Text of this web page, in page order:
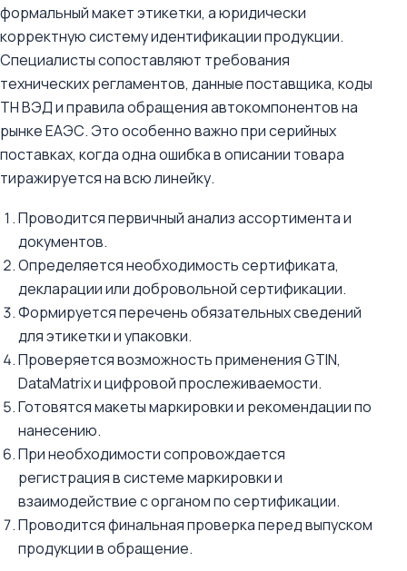
формальный макет этикетки, а юридически
корректную систему идентификации продукции.
Специалисты сопоставляют требования
технических регламентов, данные поставщика, коды
ТН ВЭД и правила обращения автокомпонентов на
рынке ЕАЭС. Это особенно важно при серийных
поставках, когда одна ошибка в описании товара
тиражируется на всю линейку.
Проводится первичный анализ ассортимента и
документов.
Определяется необходимость сертификата,
декларации или добровольной сертификации.
Формируется перечень обязательных сведений
для этикетки и упаковки.
Проверяется возможность применения GTIN,
DataMatrix и цифровой прослеживаемости.
Готовятся макеты маркировки и рекомендации по
нанесению.
При необходимости сопровождается
регистрация в системе маркировки и
взаимодействие с органом по сертификации.
Проводится финальная проверка перед выпуском
продукции в обращение.